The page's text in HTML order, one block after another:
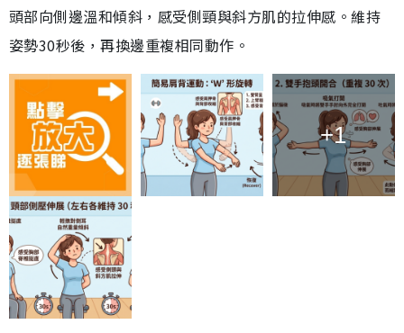
頭部向側邊溫和傾斜，感受側頸與斜方肌的拉伸感。維持
姿勢30秒後，再換邊重複相同動作。
+1